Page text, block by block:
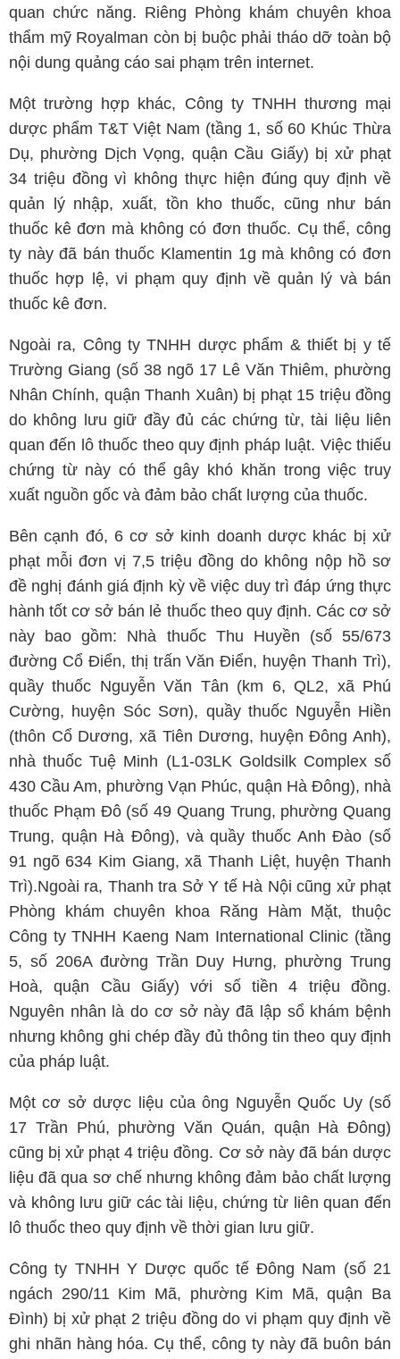
quan chức năng. Riêng Phòng khám chuyên khoa
thẩm mỹ Royalman còn bị buộc phải tháo dỡ toàn bộ
nội dung quảng cáo sai phạm trên internet.
Một trường hợp khác, Công ty TNHH thương mại
dược phẩm T&T Việt Nam (tầng 1, số 60 Khúc Thừa
Dụ, phường Dịch Vọng, quận Cầu Giấy) bị xử phạt
34 triệu đồng vì không thực hiện đúng quy định về
quản lý nhập, xuất, tồn kho thuốc, cũng như bán
thuốc kê đơn mà không có đơn thuốc. Cụ thể, công
ty này đã bán thuốc Klamentin 1g mà không có đơn
thuốc hợp lệ, vi phạm quy định về quản lý và bán
thuốc kê đơn.
Ngoài ra, Công ty TNHH dược phẩm & thiết bị y tế
Trường Giang (số 38 ngõ 17 Lê Văn Thiêm, phường
Nhân Chính, quận Thanh Xuân) bị phạt 15 triệu đồng
do không lưu giữ đầy đủ các chứng từ, tài liệu liên
quan đến lô thuốc theo quy định pháp luật. Việc thiếu
chứng từ này có thể gây khó khăn trong việc truy
xuất nguồn gốc và đảm bảo chất lượng của thuốc.
Bên cạnh đó, 6 cơ sở kinh doanh dược khác bị xử
phạt mỗi đơn vị 7,5 triệu đồng do không nộp hồ sơ
đề nghị đánh giá định kỳ về việc duy trì đáp ứng thực
hành tốt cơ sở bán lẻ thuốc theo quy định. Các cơ sở
này bao gồm: Nhà thuốc Thu Huyền (số 55/673
đường Cổ Điển, thị trấn Văn Điển, huyện Thanh Trì),
quầy thuốc Nguyễn Văn Tân (km 6, QL2, xã Phú
Cường, huyện Sóc Sơn), quầy thuốc Nguyễn Hiền
(thôn Cổ Dương, xã Tiên Dương, huyện Đông Anh),
nhà thuốc Tuệ Minh (L1-03LK Goldsilk Complex số
430 Cầu Am, phường Vạn Phúc, quận Hà Đông), nhà
thuốc Phạm Đô (số 49 Quang Trung, phường Quang
Trung, quận Hà Đông), và quầy thuốc Anh Đào (số
91 ngõ 634 Kim Giang, xã Thanh Liệt, huyện Thanh
Trì).Ngoài ra, Thanh tra Sở Y tế Hà Nội cũng xử phạt
Phòng khám chuyên khoa Răng Hàm Mặt, thuộc
Công ty TNHH Kaeng Nam International Clinic (tầng
5, số 206A đường Trần Duy Hưng, phường Trung
Hoà, quận Cầu Giấy) với số tiền 4 triệu đồng.
Nguyên nhân là do cơ sở này đã lập sổ khám bệnh
nhưng không ghi chép đầy đủ thông tin theo quy định
của pháp luật.
Một cơ sở dược liệu của ông Nguyễn Quốc Uy (số
17 Trần Phú, phường Văn Quán, quận Hà Đông)
cũng bị xử phạt 4 triệu đồng. Cơ sở này đã bán dược
liệu đã qua sơ chế nhưng không đảm bảo chất lượng
và không lưu giữ các tài liệu, chứng từ liên quan đến
lô thuốc theo quy định về thời gian lưu giữ.
Công ty TNHH Y Dược quốc tế Đông Nam (số 21
ngách 290/11 Kim Mã, phường Kim Mã, quận Ba
Đình) bị xử phạt 2 triệu đồng do vi phạm quy định về
ghi nhãn hàng hóa. Cụ thể, công ty này đã buôn bán